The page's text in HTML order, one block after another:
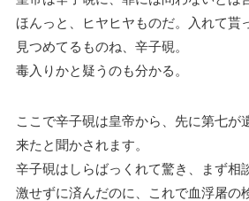
ほんっと、ヒヤヒヤものだ。入れて貰
見つめてるものね、辛子硯。
毒入りかと疑うのも分かる。
ここで辛子硯は皇帝から、先に第七が
来たと聞かされます。
辛子硯はしらばっくれて驚き、まず相
激せずに済んだのに、これで血浮屠の